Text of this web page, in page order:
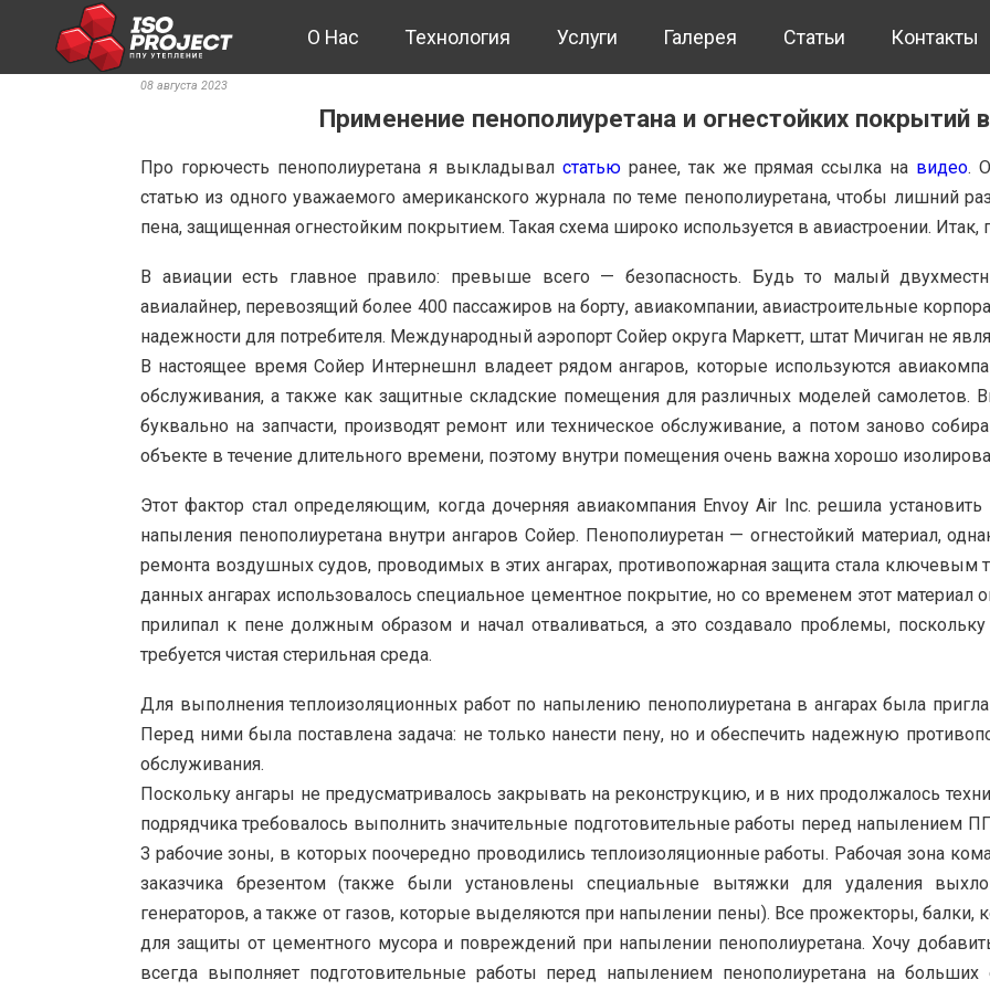
O Hac Технология Услуги Галерея Статьи Контакты
08 августа 2023
Применение пенополиуретана и огнестойких покрытий
Про горючесть пенополиуретана я выкладывал статьюранее, так же прямая ссылка на видео.
статью из одного уважаемого американского журнала по теме пенополиуретана, чтобы лишний
пена, защищенная огнестойким покрытием. Такая схема широко используется в авиастроении. Итак,
В авиации есть главное правило: превыше всего — безопасность. Будь то малый
авиалайнер, перевозящий более 400 пассажиров на борту, авиакомпании, авиастроительные
надежности для потребителя. Международный аэропорт Сойер округа Маркетт, штат Мичиган не
В настоящее время Сойер Интернешнл владеет рядом ангаров, которые используются
обслуживания, а также как защитные складские помещения для различных моделей самолетов.
буквально на запчасти, производят ремонт или техническое обслуживание, а потом заново
объекте в течение длительного времени, поэтому внутри помещения очень важна хорошо
Этот фактор стал определяющим, когда дочерняя авиакомпания Envoy Air Inc. решила
напыления пенополиуретана внутри ангаров Сойер. Пенополиуретан — огнестойкий материал,
ремонта воздушных судов, проводимых в этих ангарах, противопожарная защита стала ключевым
данных ангарах использовалось специальное цементное покрытие, но со временем этот
прилипал к пене должным образом и начал отваливаться, а это создавало проблемы,
требуется чистая стерильная среда.
Для выполнения теплоизоляционных работ по напылению пенополиуретана в ангарах была
Перед ними была поставлена задача: не только нанести пену, но и обеспечить надежную
обслуживания.
Поскольку ангары не предусматривалось закрывать на реконструкцию, и в них продолжалось
подрядчика требовалось выполнить значительные подготовительные работы перед напылением
3 рабочие зоны, в которых поочередно проводились теплоизоляционные работы. Рабочая зона
заказчика брезентом (также были установлены специальные вытяжки для удаления
генераторов, а также от газов, которые выделяются при напылении пены). Все прожекторы,
для защиты от цементного мусора и повреждений при напылении пенополиуретана. Хочу
всегда выполняет подготовительные работы перед напылением пенополиуретана на